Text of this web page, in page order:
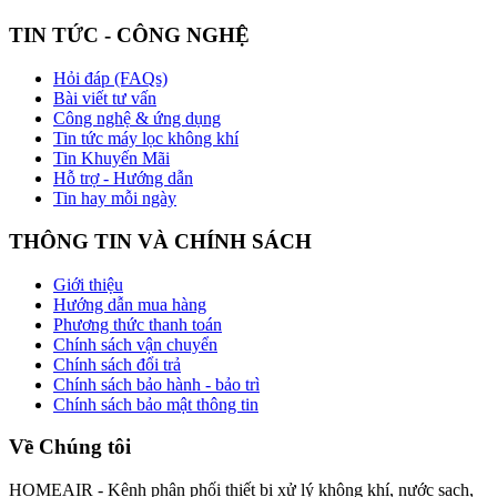
TIN TỨC - CÔNG NGHỆ
Hỏi đáp (FAQs)
Bài viết tư vấn
Công nghệ & ứng dụng
Tin tức máy lọc không khí
Tin Khuyến Mãi
Hỗ trợ - Hướng dẫn
Tin hay mỗi ngày
THÔNG TIN VÀ CHÍNH SÁCH
Giới thiệu
Hướng dẫn mua hàng
Phương thức thanh toán
Chính sách vận chuyển
Chính sách đổi trả
Chính sách bảo hành - bảo trì
Chính sách bảo mật thông tin
Về Chúng tôi
HOMEAIR - Kênh phân phối thiết bị xử lý không khí, nước sạch,